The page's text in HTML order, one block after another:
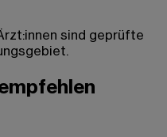
sind geprüfte